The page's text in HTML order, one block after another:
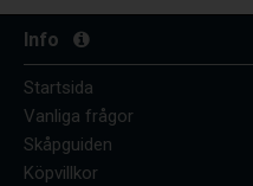
Info
Startsida
Vanliga frågor
Skåpguiden
Köpvillkor